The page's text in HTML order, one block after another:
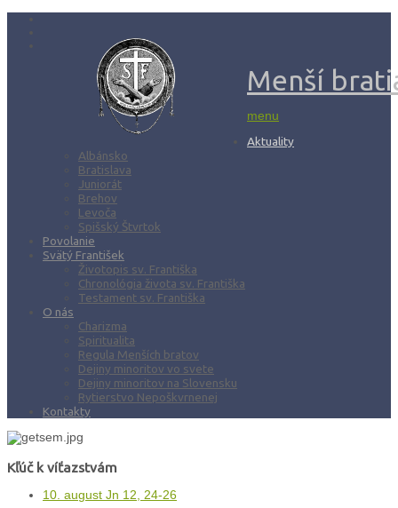
Menší
menu
Aktuality
Albánsko
Bratislava
Juniorát
Brehov
Levoča
Spišský Štvrtok
Povolanie
Svätý František
Životopis sv. Františka
Chronológia života sv. Františka
Testament sv. Františka
O nás
Charizma
Spiritualita
Regula Menších bratov
Dejiny minoritov vo svete
Dejiny minoritov na Slovensku
Rytierstvo Nepoškvrnenej
Kontakty
Kľúč k víťazstvám
10. august Jn 12, 24-26